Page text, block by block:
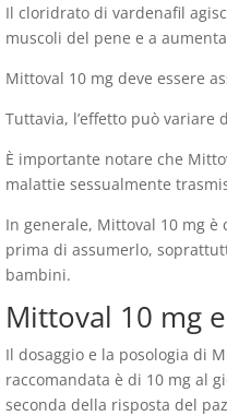
Il cloridrato di vardenafil
muscoli del pene e a
Mittoval 10 mg deve essere
Tuttavia, l’effetto può variare
È importante notare che
malattie sessualmente
In generale, Mittoval 10 mg
prima di assumerlo,
bambini.
Mittoval 10 mg
Il dosaggio e la posologia di
raccomandata è di 10 mg al
seconda della risposta del